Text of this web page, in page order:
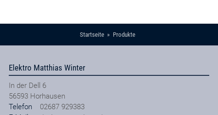
Startseite Produkte
Elektro Matthias Winter
In der Dell 6
56593 Horhausen
Telefon
02687 929383